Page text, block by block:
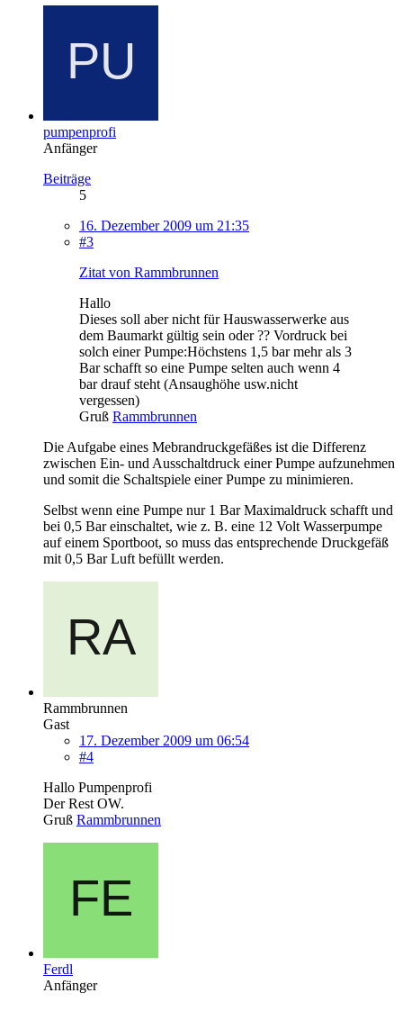
pumpenprofi
Anfänger
Beiträge
5
16. Dezember 2009 um 21:35
#3
Zitat von Rammbrunnen
Hallo
Dieses soll aber nicht für Hauswasserwerke aus
dem Baumarkt gültig sein oder ?? Vordruck bei
solch einer Pumpe:Höchstens 1,5 bar mehr als 3
Bar schafft so eine Pumpe selten auch wenn 4
bar drauf steht (Ansaughöhe usw.nicht
vergessen)
Gruß Rammbrunnen
Die Aufgabe eines Mebrandruckgefäßes ist die Differenz
zwischen Ein- und Ausschaltdruck einer Pumpe aufzunehmen
und somit die Schaltspiele einer Pumpe zu minimieren.
Selbst wenn eine Pumpe nur 1 Bar Maximaldruck schafft und
bei 0,5 Bar einschaltet, wie z. B. eine 12 Volt Wasserpumpe
auf einem Sportboot, so muss das entsprechende Druckgefäß
mit 0,5 Bar Luft befüllt werden.
Rammbrunnen
Gast
17. Dezember 2009 um 06:54
#4
Hallo Pumpenprofi
Der Rest OW.
Gruß Rammbrunnen
Ferdl
Anfänger